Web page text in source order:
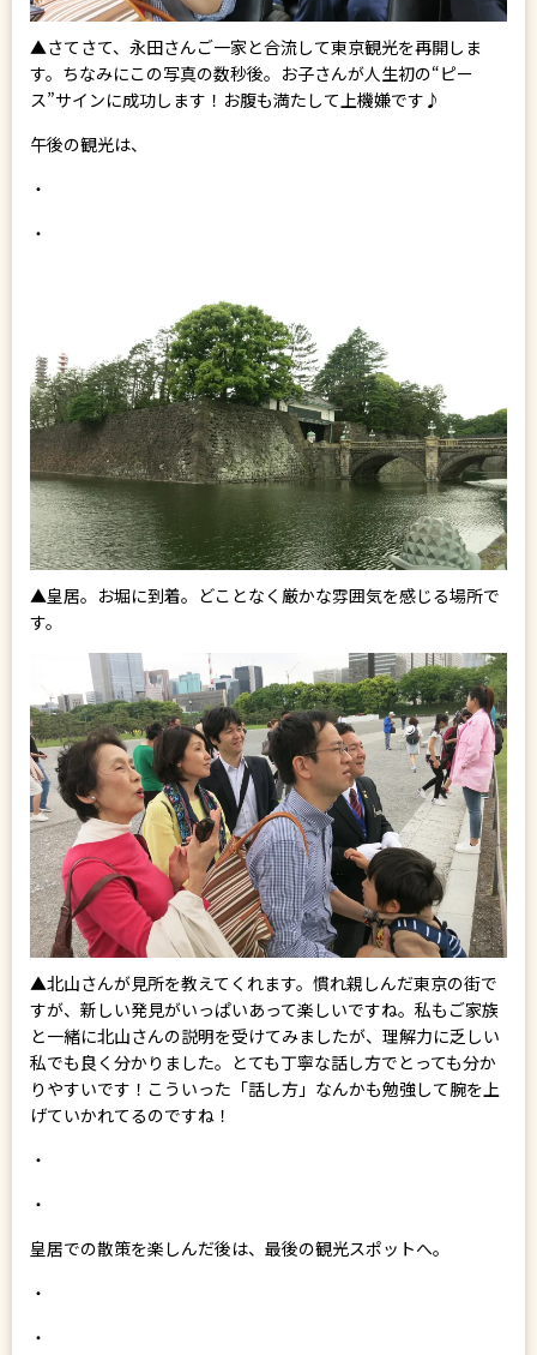
▲さてさて、永田さんご一家と合流して東京観光を再開しま
す。ちなみにこの写真の数秒後。お子さんが人生初の“ピー
ス”サインに成功します！お腹も満たして上機嫌です♪
午後の観光は、
・
・
▲皇居。お堀に到着。どことなく厳かな雰囲気を感じる場所で
す。
▲北山さんが見所を教えてくれます。慣れ親しんだ東京の街で
すが、新しい発見がいっぱいあって楽しいですね。私もご家族
と一緒に北山さんの説明を受けてみましたが、理解力に乏しい
私でも良く分かりました。とても丁寧な話し方でとっても分か
りやすいです！こういった「話し方」なんかも勉強して腕を上
げていかれてるのですね！
・
・
皇居での散策を楽しんだ後は、最後の観光スポットへ。
・
・